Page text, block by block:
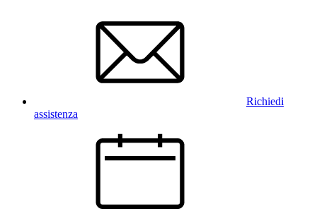
Richiedi
assistenza